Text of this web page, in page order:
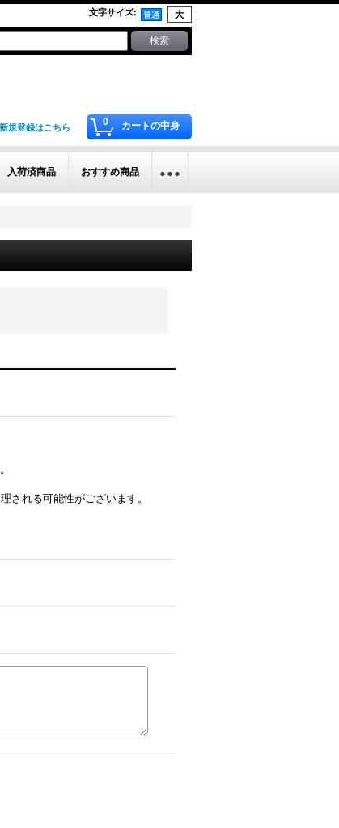
文字サイズ:
0 カートの中身
新規登録はこちら
入荷済商品 おすすめ商品
される可能性がございます。